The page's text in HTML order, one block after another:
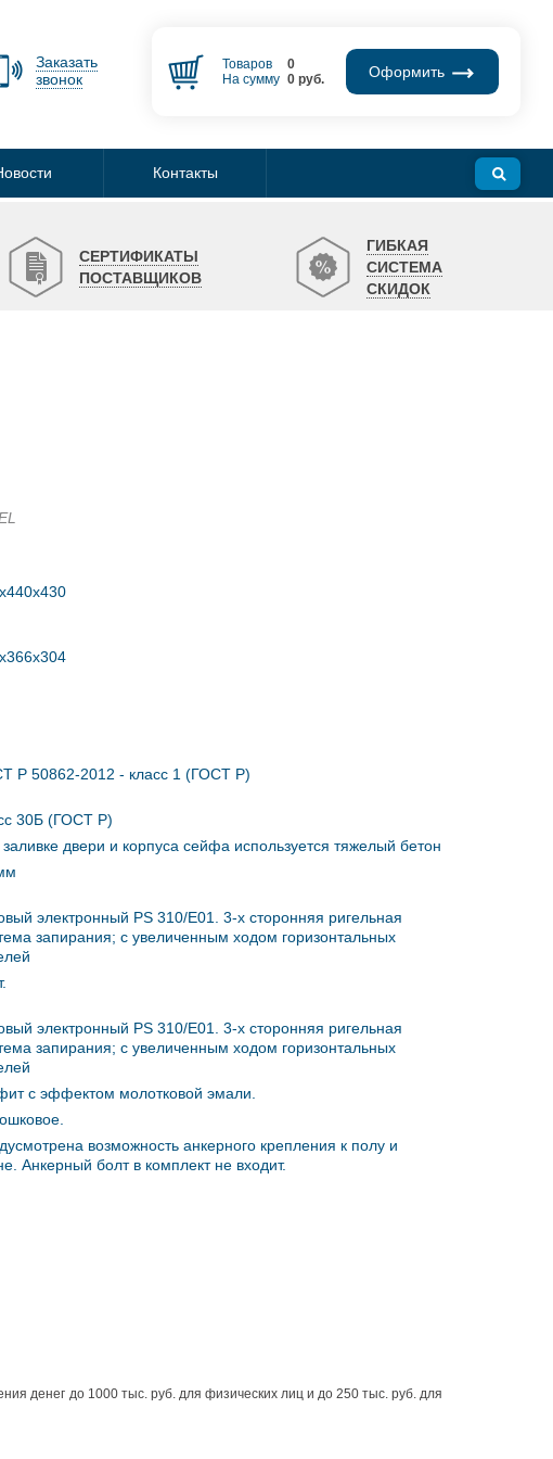
Заказать
звонок
Товаров
0
На сумму 0руб. Оформить
Контакты
СЕРТИФИКАТЫ
ПОСТАВЩИКОВ
ГИБКАЯ
СИСТЕМА
СКИДОК
Р 50862-2012 - класс 1 (ГОСТ Р)
30Б (ГОСТ Р)
заливке двери и корпуса сейфа используется тяжелый бетон
электронный PS 310/E01. 3-х сторонняя ригельная
запирания; с увеличенным ходом горизонтальных
электронный PS 310/E01. 3-х сторонняя ригельная
запирания; с увеличенным ходом горизонтальных
с эффектом молотковой эмали.
возможность анкерного крепления к полу и
Анкерный болт в комплект не входит.
денег до 1000 тыс. руб. для физических лиц и до 250 тыс. руб. для